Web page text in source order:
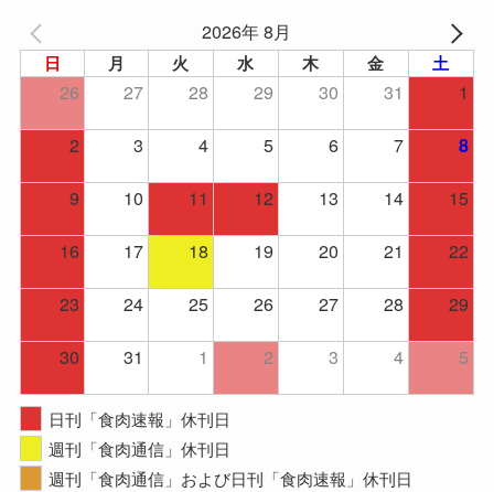
2026年 8月
日 月 火 水 木 金 土
26 27 28 29 30 31
1
2
3 4 5 6 7 8
9 10 11 12 13 14
15
16
17 18 19 20 21
22
23
24 25 26 27 28
29
30
31 1 2 3 4 5
日刊「食肉速報」休刊日
週刊「食肉通信」休刊日
週刊「食肉通信」および日刊「食肉速報」休刊日